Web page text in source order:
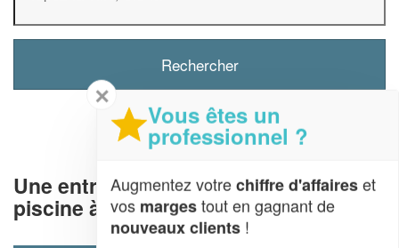
Une entreprise deconstruction de
piscine à Bellechaume (89210)
✕
Vous êtes un
professionnel ?
Augmentez votrechiffre d'affaireset
vos margestout en gagnant de
nouveaux clients !